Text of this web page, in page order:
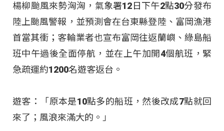
楊柳颱風來勢洶洶，氣象署12日下午2點30分發布
陸上颱風警報，並預測會在台東縣登陸、富岡漁港
首當其衝；客輪業者也宣布富岡往返蘭嶼、綠島船
班中午過後全面停航，並在上午加開4個航班，緊
急疏運約1200名遊客返台。
遊客：「原本是10點多的船班，然後改成7點就回
來了；風浪來滿大的。」